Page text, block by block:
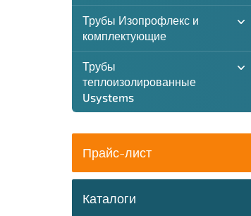
Трубы Изопрофлекс и
комплектующие
Трубы
теплоизолированные
Usystems
Прайс-лист
Каталоги